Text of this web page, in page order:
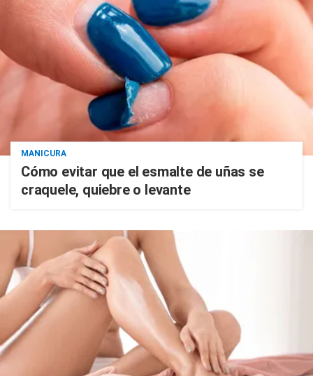
MANICURA
Cómo evitar que el esmalte de uñas se
craquele, quiebre o levante